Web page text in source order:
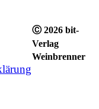
Ⓒ 2026 bit-
Verlag
Weinbrenner